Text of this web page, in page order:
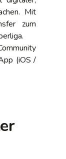
Mit
zum
(iOS /